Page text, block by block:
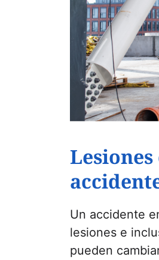
Un accidente
lesiones e
pueden